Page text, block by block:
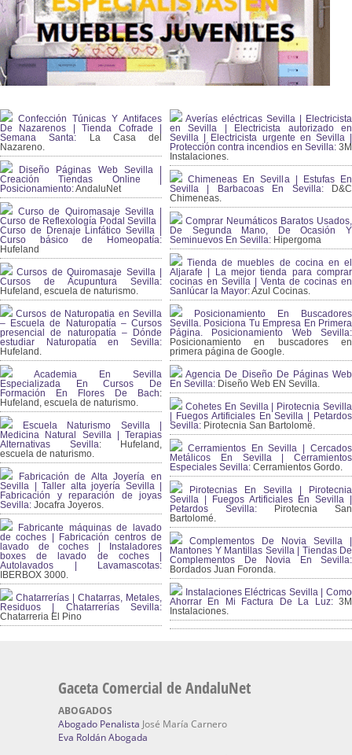
Confección Túnicas Y Antifaces
De Nazarenos | Tienda Cofrade |
Semana Santa: La Casa del
Nazareno.
Diseño Páginas Web Sevilla |
Creación Tiendas Online |
Posicionamiento:AndaluNet
Curso de Quiromasaje Sevilla |
Curso de Reflexología Podal Sevilla |
Curso de Drenaje Linfático Sevilla |
Curso básico de Homeopatía:
Hufeland
Cursos de Quiromasaje Sevilla |
Cursos de Acupuntura Sevilla:
Hufeland, escuela de naturismo.
Cursos de Naturopatia en Sevilla
– Escuela de Naturopatía – Cursos
presencial de naturopatía – Dónde
estudiar Naturopatía en Sevilla:
Hufeland.
Academia En Sevilla
Especializada En Cursos De
Formación En Flores De Bach:
Hufeland, escuela de naturismo.
Escuela Naturismo Sevilla |
Medicina Natural Sevilla | Terapias
Alternativas Sevilla: Hufeland,
escuela de naturismo.
Fabricación de Alta Joyería en
Sevilla | Taller alta joyería Sevilla |
Fabricación y reparación de joyas
Sevilla: Jocafra Joyeros.
Fabricante máquinas de lavado
de coches | Fabricación centros de
lavado de coches | Instaladores
boxes de lavado de coches |
Autolavados | Lavamascotas:
IBERBOX 3000.
Chatarrerías | Chatarras, Metales,
Residuos | Chatarrerías Sevilla:
Chatarreria El Pino
Averías eléctricas Sevilla | Electricista
en Sevilla | Electricista autorizado en
Sevilla | Electricista urgente en Sevilla |
Protección contra incendios en Sevilla:3M
Instalaciones.
Chimeneas En Sevilla | Estufas En
Sevilla | Barbacoas En Sevilla:D&C
Chimeneas.
Comprar Neumáticos Baratos Usados,
De Segunda Mano, De Ocasión Y
Seminuevos En Sevilla: Hipergoma
Tienda de muebles de cocina en el
Aljarafe | La mejor tienda para comprar
cocinas en Sevilla | Venta de cocinas en
Sanlúcar la Mayor:Azul Cocinas.
Posicionamiento En Buscadores
Sevilla. Posiciona Tu Empresa En Primera
Página. Posicionamiento Web Sevilla:
Posicionamiento en buscadores en
primera página de Google.
Agencia De Diseño De Páginas Web
En Sevilla: Diseño Web EN Sevilla.
Cohetes En Sevilla | Pirotecnia Sevilla
| Fuegos Artificiales En Sevilla | Petardos
Sevilla: Pirotecnia San Bartolomé.
Cerramientos En Sevilla | Cercados
Metálicos En Sevilla | Cerramientos
Especiales Sevilla: Cerramientos Gordo.
Pirotecnias En Sevilla | Pirotecnia
Sevilla | Fuegos Artificiales En Sevilla |
Petardos Sevilla: Pirotecnia San
Bartolomé.
Complementos De Novia Sevilla |
Mantones Y Mantillas Sevilla | Tiendas De
Complementos De Novia En Sevilla:
Bordados Juan Foronda.
Instalaciones Eléctricas Sevilla | Como
Ahorrar En Mi Factura De La Luz:3M
Instalaciones.
Gaceta Comercial de AndaluNet
ABOGADOS
Abogado Penalista José María Carnero
Eva Roldán Abogada